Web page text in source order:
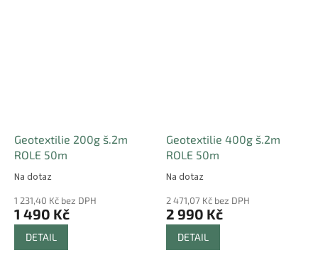
Geotextilie 200g š.2m
ROLE 50m
Na dotaz
1 231,40 Kč bez DPH
1 490 Kč
DETAIL
Geotextilie 400g š.2m
ROLE 50m
Na dotaz
2 471,07 Kč bez DPH
2 990 Kč
DETAIL